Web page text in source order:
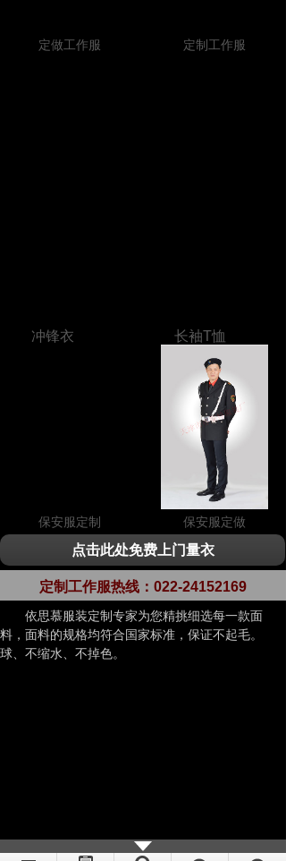
定做工作服 定制工作服
冲锋衣 长袖T恤
保安服定做
保安服定制
点击此处免费上门量衣
定制工作服热线： 022-24152169
依思慕服装定制专家为您精挑细选每一款面
料，面料的规格均符合国家标准，保证不起毛。
球、不缩水、不掉色。